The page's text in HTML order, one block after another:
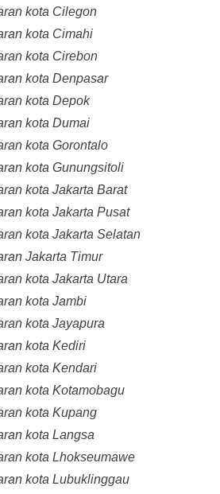
kota Cilegon
kota Cimahi
kota Cirebon
kota Denpasar
kota Depok
kota Dumai
kota Gorontalo
kota Gunungsitoli
kota Jakarta Barat
kota Jakarta Pusat
kota Jakarta Selatan
Jakarta Timur
kota Jakarta Utara
kota Jambi
kota Jayapura
kota Kediri
kota Kendari
kota Kotamobagu
kota Kupang
kota Langsa
kota Lhokseumawe
kota Lubuklinggau